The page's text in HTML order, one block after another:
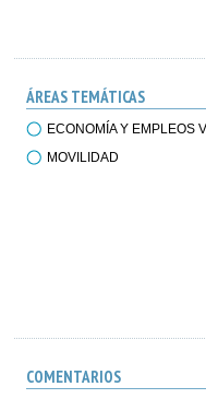
ÁREAS TEMÁTICAS
ECONOMÍA Y EMPLEOS
MOVILIDAD
COMENTARIOS